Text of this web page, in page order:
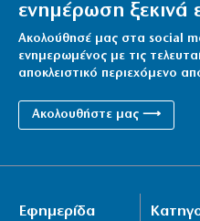
ενημέρωση ξεκινά
Ακολούθησέ μας στα social
ενημερωμένος με τις
αποκλειστικό περιεχόμενο
Ακολουθήστε μας ⟶
Εφημερίδα